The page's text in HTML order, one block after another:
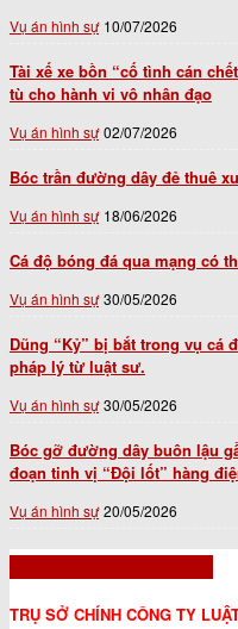
Vụ án hình sự 10/07/2026
Tài xế xe bồn “cố tình cán
tù cho hành vi vô nhân đạo
Vụ án hình sự 02/07/2026
Bóc trần đường dây đẻ thuê
Vụ án hình sự 18/06/2026
Cá độ bóng đá qua mạng có
Vụ án hình sự 30/05/2026
Dũng “Kỷ” bị bắt trong vụ cá
pháp lý từ luật sư.
Vụ án hình sự 30/05/2026
Bóc gỡ đường dây buôn lậu
đoạn tinh vị “Đội lốt” hàng
Vụ án hình sự 20/05/2026
TRỤ SỞ CHÍNH CÔNG TY